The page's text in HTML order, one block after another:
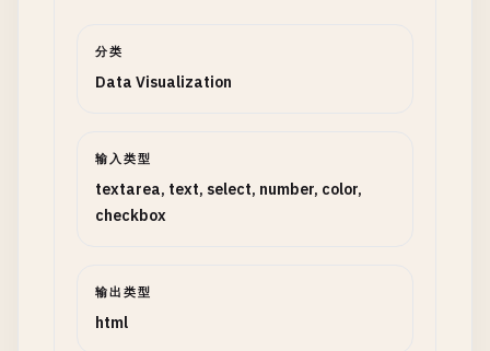
分类
Data Visualization
输入类型
textarea, text, select, number, color,
checkbox
输出类型
html